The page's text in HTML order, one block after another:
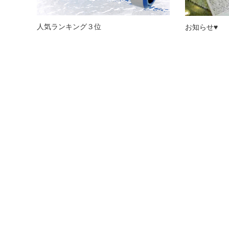
人気ランキング３位 お知らせ♥